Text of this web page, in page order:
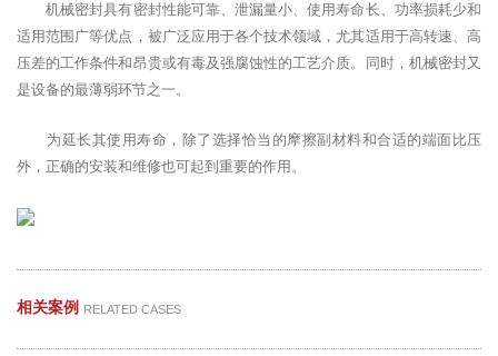
机械密封具有密封性能可靠、泄漏量小、使用寿命长、功率损耗少和
适用范围广等优点，被广泛应用于各个技术领域，尤其适用于高转速、高
压差的工作条件和昂贵或有毒及强腐蚀性的工艺介质。同时，机械密封又
是设备的最薄弱环节之一。
为延长其使用寿命，除了选择恰当的摩擦副材料和合适的端面比压
外，正确的安装和维修也可起到重要的作用。
相关案例 RELATED CASES